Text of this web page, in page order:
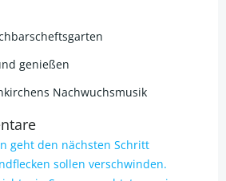
genießen
Nachwuchsmusik
geht den nächsten Schritt
sollen verschwinden.